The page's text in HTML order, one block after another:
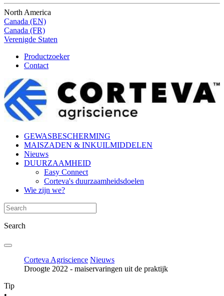
North America
Canada (EN)
Canada (FR)
Verenigde Staten
Productzoeker
Contact
GEWASBESCHERMING
MAISZADEN & INKUILMIDDELEN
Nieuws
DUURZAAMHEID
Easy Connect
Corteva's duurzaamheidsdoelen
Wie zijn we?
Search
Corteva Agriscience Nieuws
Droogte 2022 - maiservaringen uit de praktijk
Tip